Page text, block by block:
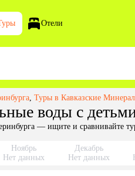
Отели
Туры в Кавказские
воды с
— ищите и сравнивайте
Ноябрь
Нет данных
Декабрь
Нет данных